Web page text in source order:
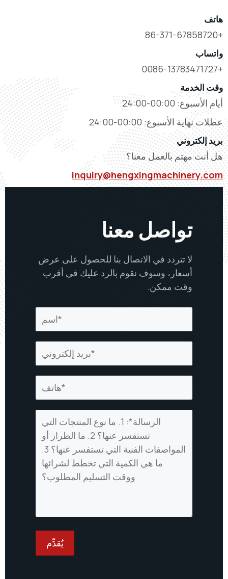
24:00
الأسبوع: 00:00-24:00
بالعمل معنا؟
تواصل معنا
لا تتردد في الاتصال بنا للحصول على عرض
أسعار، وسوف نقوم بالرد عليك في أقرب
وقت ممكن.